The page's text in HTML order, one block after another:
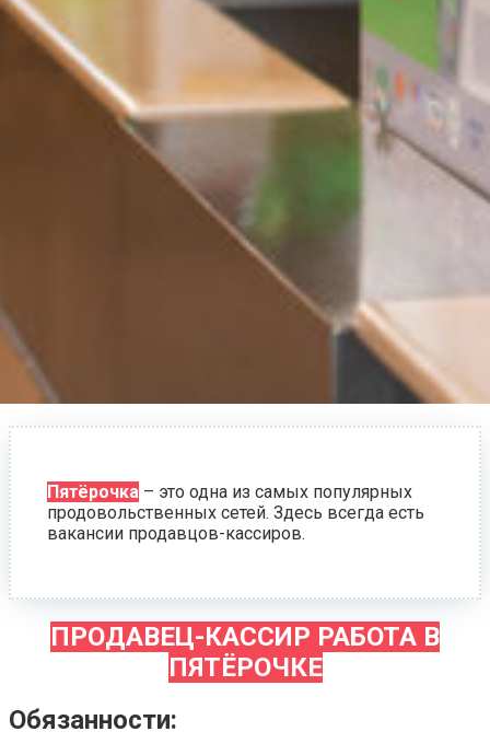
Пятёрочка – это одна из самых популярных
продовольственных сетей. Здесь всегда есть
вакансии продавцов-кассиров.
ПРОДАВЕЦ-КАССИР РАБОТА В
ПЯТЁРОЧКЕ
Обязанности: